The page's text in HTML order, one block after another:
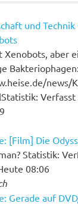
und Technik
Xenobots, aber
Bakteriophagen:
news/
[Film] Die
Statistik:
08:06
Gerade auf